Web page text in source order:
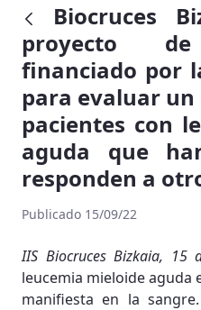
Biocruces
proyecto de
financiado por
para evaluar
pacientes con
aguda que
responden a
Publicado 15/09/22
IIS Biocruces Bizkaia, 15
leucemia mieloide aguda
manifiesta en la